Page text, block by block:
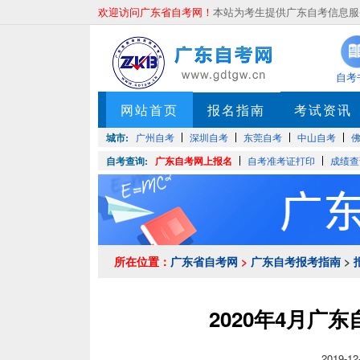
欢迎访问广东省自考网！ 本站为考生提供广东自考信息
自考
网站首页 报名指南 考试资讯
城市: 广州自考 深圳自考 东莞自考 中山自考
自考查询: 广东自考网上报名 自考准考证打印 成绩
所在位置： 广东省自考网 > 广东自考报考指南 >
2020年4月广东